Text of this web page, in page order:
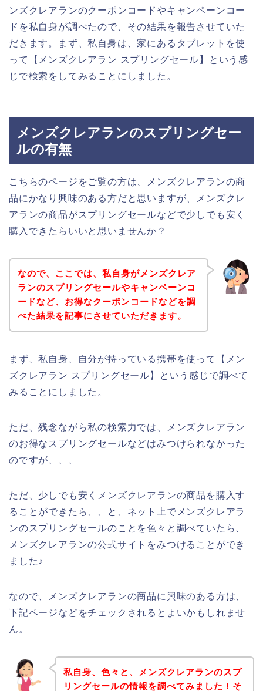
ンズクレアランのクーポンコードやキャンペーンコー
ドを私自身が調べたので、その結果を報告させていた
だきます。まず、私自身は、家にあるタブレットを使
って【メンズクレアラン スプリングセール】という感
じで検索をしてみることにしました。
メンズクレアランのスプリングセー
ルの有無
こちらのページをご覧の方は、メンズクレアランの商
品にかなり興味のある方だと思いますが、メンズクレ
アランの商品がスプリングセールなどで少しでも安く
購入できたらいいと思いませんか？
なので、ここでは、私自身がメンズクレア
ランのスプリングセールやキャンペーンコ
ードなど、お得なクーポンコードなどを調
べた結果を記事にさせていただきます。
まず、私自身、自分が持っている携帯を使って【メン
ズクレアラン スプリングセール】という感じで調べて
みることにしました。
ただ、残念ながら私の検索力では、メンズクレアラン
のお得なスプリングセールなどはみつけられなかった
のですが、、、
ただ、少しでも安くメンズクレアランの商品を購入す
ることができたら、、と、ネット上でメンズクレアラ
ンのスプリングセールのことを色々と調べていたら、
メンズクレアランの公式サイトをみつけることができ
ました♪
なので、メンズクレアランの商品に興味のある方は、
下記ページなどをチェックされるとよいかもしれませ
ん。
私自身、色々と、メンズクレアランのスプ
リングセールの情報を調べてみました！そ